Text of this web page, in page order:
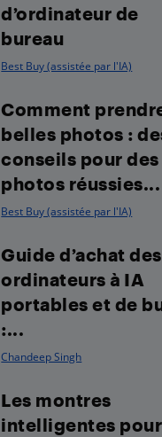
d’ordinateur de
bureau
Best Buy (assistée par l'IA)
Comment
belles photos :
conseils pour des
photos réussies...
Best Buy (assistée par l'IA)
Guide d’achat des
ordinateurs à IA
portables et de
:...
Chandeep Singh
Les montres
intelligentes